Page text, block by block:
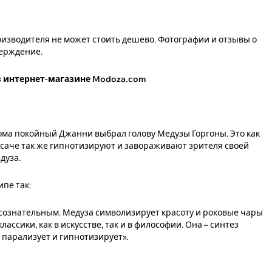
не может стоить дешево. Фотографии и отзывы о
магазине Modoza.com
покойный Джанни выбрал голову Медузы Горгоны. Это как
так же гипнотизируют и завораживают зрителя своей
так:
Медуза символизирует красоту и роковые чары
как в искусстве, так и в философии. Она – синтез
и гипнотизирует».